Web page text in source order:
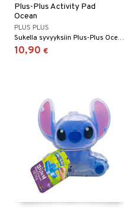
Plus-Plus Activity Pad
Ocean
PLUS PLUS
Sukella syvyyksiin Plus-Plus Oceanen Activity Padin kanssa!
10,90 €